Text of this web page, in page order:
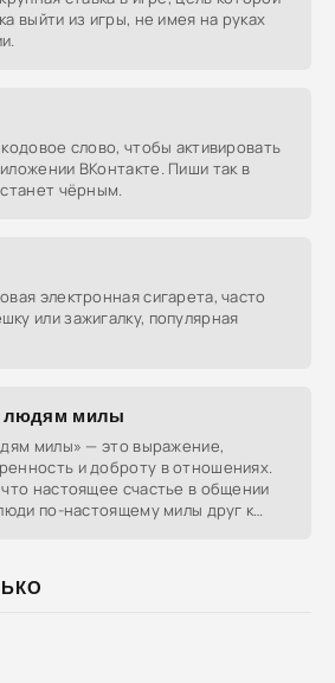
выйти из игры, не имея на руках
слово, чтобы активировать
ВКонтакте. Пиши так в
чёрным.
электронная сигарета, часто
или зажигалку, популярная
людям милы
милы» — это выражение,
и доброту в отношениях.
настоящее счастье в общении
по-настоящему милы друг к